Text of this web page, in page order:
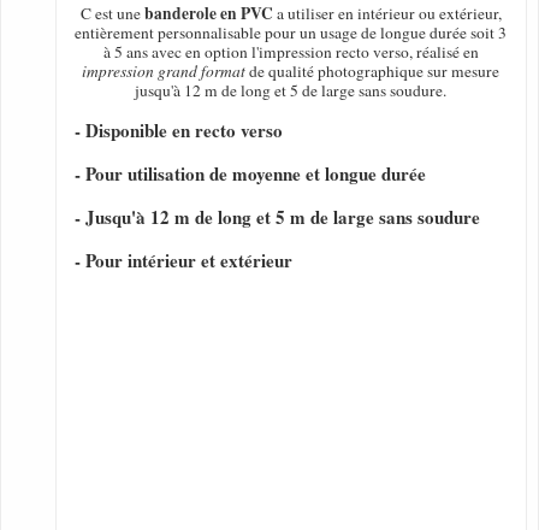
C est unebanderole en PVC a utiliser en intérieur ou extérieur,
entièrement personnalisable pour un usage de longue durée soit 3
à 5 ans avec en option l'impression recto verso, réalisé en
impression grand formatde qualité photographique sur mesure
jusqu'à 12 m de long et 5 de large sans soudure.
- Disponible en recto verso
- Pour utilisation de moyenne et longue durée
- Jusqu'à 12 m de long et 5 m de large sans soudure
- Pour intérieur et extérieur